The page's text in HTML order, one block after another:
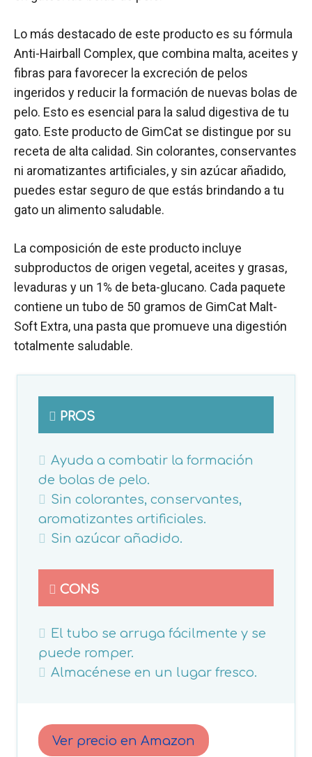
Lo más destacado de este producto es su fórmula
Anti-Hairball Complex, que combina malta, aceites y
fibras para favorecer la excreción de pelos
ingeridos y reducir la formación de nuevas bolas de
pelo. Esto es esencial para la salud digestiva de tu
gato. Este producto de GimCat se distingue por su
receta de alta calidad. Sin colorantes, conservantes
ni aromatizantes artificiales, y sin azúcar añadido,
puedes estar seguro de que estás brindando a tu
gato un alimento saludable.
La composición de este producto incluye
subproductos de origen vegetal, aceites y grasas,
levaduras y un 1% de beta-glucano. Cada paquete
contiene un tubo de 50 gramos de GimCat Malt-
Soft Extra, una pasta que promueve una digestión
totalmente saludable.
PROS
Ayuda a combatir la formación
de bolas de pelo.
Sin colorantes, conservantes,
aromatizantes artificiales.
Sin azúcar añadido.
CONS
El tubo se arruga fácilmente y se
puede romper.
Almacénese en un lugar fresco.
Ver precio en Amazon